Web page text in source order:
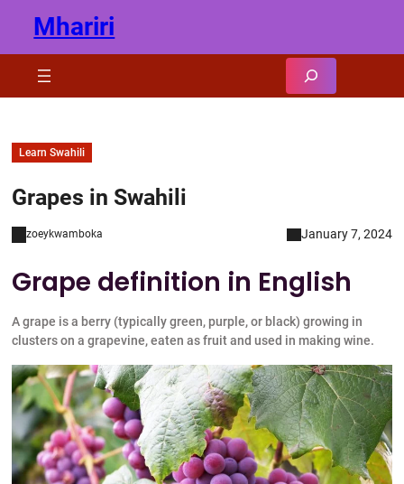
content
Mhariri
Learn Swahili
Grapes in Swahili
zoeykwamboka January 7, 2024
Grape definition in English
A grape is a berry (typically green, purple, or black) growing in
clusters on a grapevine, eaten as fruit and used in making wine.